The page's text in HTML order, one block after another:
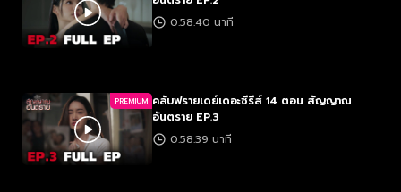
0:58:40 นาที
PREMIUM คลับฟรายเดย์เดอะซีรีส์ 14 ตอน สัญญาณ
อันตราย EP.3
0:58:39 นาที